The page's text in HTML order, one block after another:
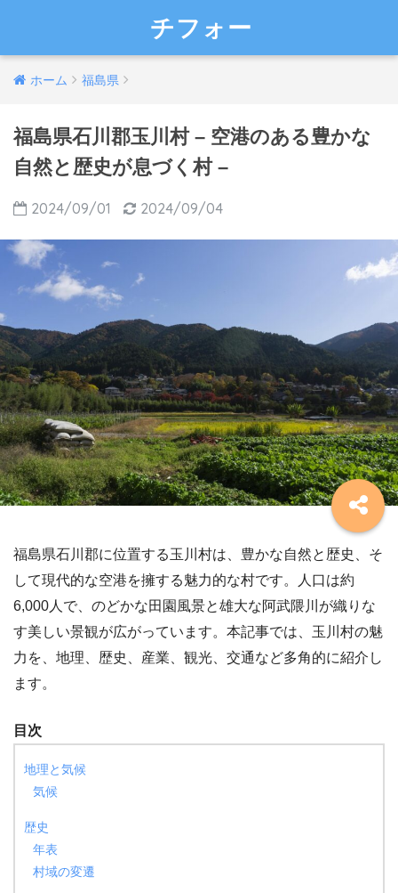
チフォー
ホーム 福島県
福島県石川郡玉川村 – 空港のある豊かな
自然と歴史が息づく村 –
2024/09/01 2024/09/04
福島県石川郡に位置する玉川村は、豊かな自然と歴史、そ
して現代的な空港を擁する魅力的な村です。人口は約
6,000人で、のどかな田園風景と雄大な阿武隈川が織りな
す美しい景観が広がっています。本記事では、玉川村の魅
力を、地理、歴史、産業、観光、交通など多角的に紹介し
ます。
目次
地理と気候
気候
歴史
年表
村域の変遷